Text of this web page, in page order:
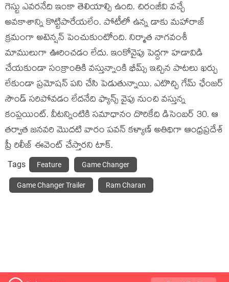
గెస్టు ఎవరనేది ఇంకా తెలియాల్సి ఉంది. చిరంజీవి వచ్చే
అవకాశాన్ని కొట్టిపారేయలేం. పోటీలో ఉన్న డాకు మహారాజ్
క్రమంగా అటెన్షన్ పెంచుకుంటోంది. నిర్మాత నాగవంశీ
మాములుగా ఊరించడం లేదు. ఇంకోవైపు పెద్దగా హడావిడి
చేయకుండా సంక్రాంతికి వస్తున్నాంకి భీమ్స్ ఇచ్చిన పాటలు ఖర్చు
లేకుండా ప్రమోషన్ పని చేసి పెడుతున్నాయి. ఎటొచ్చి గేమ్ ఛేంజర్
సౌండ్ సరిపోవడం లేదనేది ఫ్యాన్స్ వైపు నుంచి వస్తున్న
కంప్లయింట్. వీటన్నింటికి సమాధానం దొరికేది డిసెంబర్ 30. ఆ
తర్వాత జనవరి మొదటి వారం పవన్ కళ్యాణ్ అతిథిగా ఆంధ్రప్రదేశ్
ప్రీ రిలీజ్ ఈవెంట్ చేస్తారని టాక్.
Tags Feature Game Changer
Game Changer Trailer Ram Charan